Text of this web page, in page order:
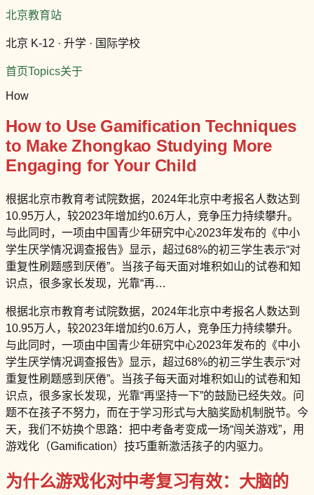
北京教育站
北京 K-12 · 升学 · 国际学校
首页Topics关于
How
How to Use Gamification Techniques
to Make Zhongkao Studying More
Engaging for Your Child
根据北京市教育考试院数据，2024年北京中考报名人数达到
10.95万人，较2023年增加约0.6万人，竞争压力持续攀升。
与此同时，一项由中国青少年研究中心2023年发布的《中小
学生厌学情况调查报告》显示，超过68%的初三学生表示“对
重复性刷题感到厌倦”。当孩子每天面对堆积如山的试卷和知
识点，很多家长发现，光靠“再…
根据北京市教育考试院数据，2024年北京中考报名人数达到
10.95万人，较2023年增加约0.6万人，竞争压力持续攀升。
与此同时，一项由中国青少年研究中心2023年发布的《中小
学生厌学情况调查报告》显示，超过68%的初三学生表示“对
重复性刷题感到厌倦”。当孩子每天面对堆积如山的试卷和知
识点，很多家长发现，光靠“再坚持一下”的鼓励已经失效。问
题不在孩子不努力，而在于学习形式与大脑奖励机制脱节。今
天，我们不妨换个思路：把中考备考变成一场“闯关游戏”，用
游戏化（Gamification）技巧重新激活孩子的内驱力。
为什么游戏化对中考复习有效：大脑的